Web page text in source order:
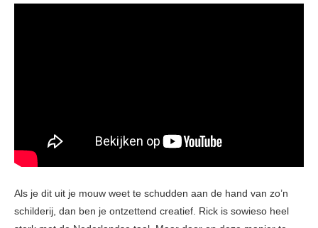
Als je dit uit je mouw weet te schudden aan de hand van zo’n
schilderij, dan ben je ontzettend creatief. Rick is sowieso heel